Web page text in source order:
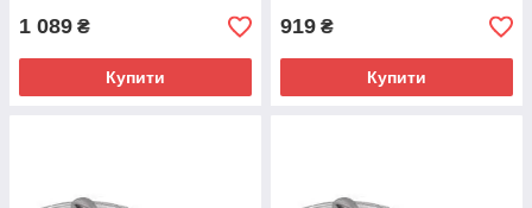
1 089 ₴
Купити
919 ₴
Купити